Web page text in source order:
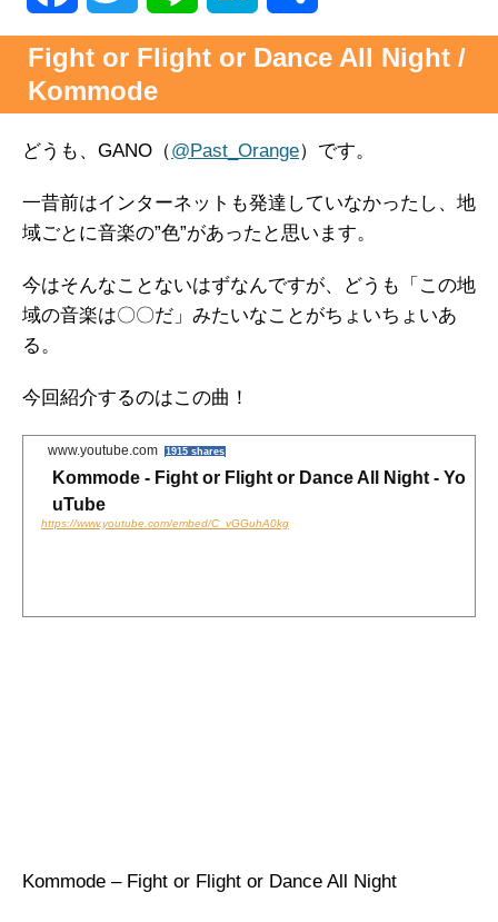
a
c
b
o
o
w
t
e
r
i
e
a
n
a
有
Fight or Flight or Dance All Night /
Kommode
どうも、GANO（@Past_Orange）です。
一昔前はインターネットも発達していなかったし、地
域ごとに音楽の”色”があったと思います。
今はそんなことないはずなんですが、どうも「この地
域の音楽は〇〇だ」みたいなことがちょいちょいあ
る。
今回紹介するのはこの曲！
www.youtube.com 1915 shares
Kommode - Fight or Flight or Dance All Night - Yo
uTube
https://www.youtube.com/embed/C_vGGuhA0kg
Kommode – Fight or Flight or Dance All Night